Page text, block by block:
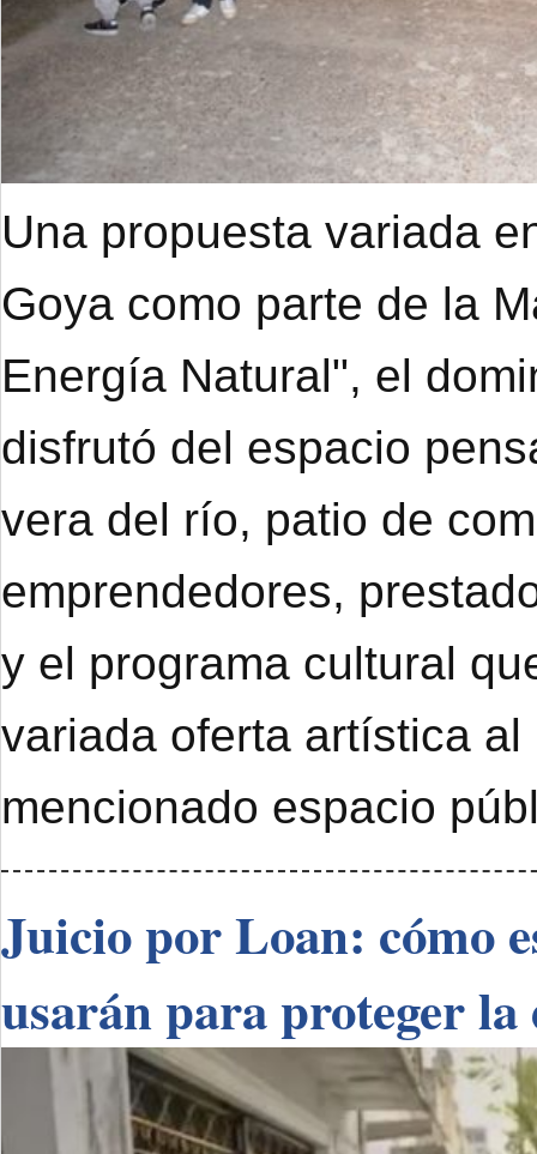
Una propuesta variada
Goya como parte de la
Energía Natural", el
disfrutó del espacio
vera del río, patio de
emprendedores,
y el programa cultural
variada oferta artística
mencionado espacio
Juicio por Loan: cómo
usarán para proteger